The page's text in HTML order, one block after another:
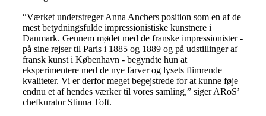
“Værket understreger Anna Anchers position som en af de
mest betydningsfulde impressionistiske kunstnere i
Danmark. Gennem mødet med de franske impressionister -
på sine rejser til Paris i 1885 og 1889 og på udstillinger af
fransk kunst i København - begyndte hun at
eksperimentere med de nye farver og lysets flimrende
kvaliteter. Vi er derfor meget begejstrede for at kunne føje
endnu et af hendes værker til vores samling,” siger ARoS’
chefkurator Stinna Toft.